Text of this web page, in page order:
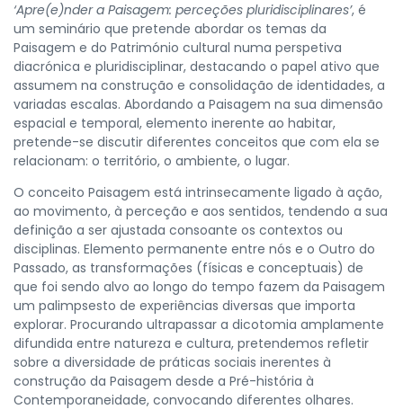
‘Apre(e)nder a Paisagem: perceções pluridisciplinares’, é
um seminário que pretende abordar os temas da
Paisagem e do Património cultural numa perspetiva
diacrónica e pluridisciplinar, destacando o papel ativo que
assumem na construção e consolidação de identidades, a
variadas escalas. Abordando a Paisagem na sua dimensão
espacial e temporal, elemento inerente ao habitar,
pretende-se discutir diferentes conceitos que com ela se
relacionam: o território, o ambiente, o lugar.
O conceito Paisagem está intrinsecamente ligado à ação,
ao movimento, à perceção e aos sentidos, tendendo a sua
definição a ser ajustada consoante os contextos ou
disciplinas. Elemento permanente entre nós e o Outro do
Passado, as transformações (físicas e conceptuais) de
que foi sendo alvo ao longo do tempo fazem da Paisagem
um palimpsesto de experiências diversas que importa
explorar. Procurando ultrapassar a dicotomia amplamente
difundida entre natureza e cultura, pretendemos refletir
sobre a diversidade de práticas sociais inerentes à
construção da Paisagem desde a Pré-história à
Contemporaneidade, convocando diferentes olhares.